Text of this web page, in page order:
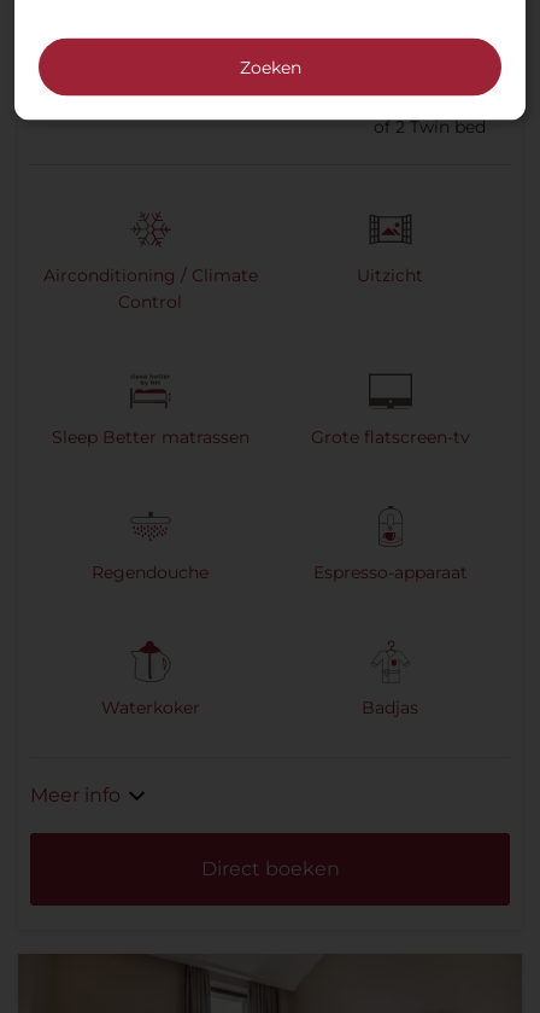
3 35 m² 1Kingsize bed
of2Twin bed
Airconditioning / Climate
Control
Uitzicht
Sleep Better matrassen Grote flatscreen-tv
Regendouche Espresso-apparaat
Waterkoker Badjas
Meer info
Direct boeken
Zoeken